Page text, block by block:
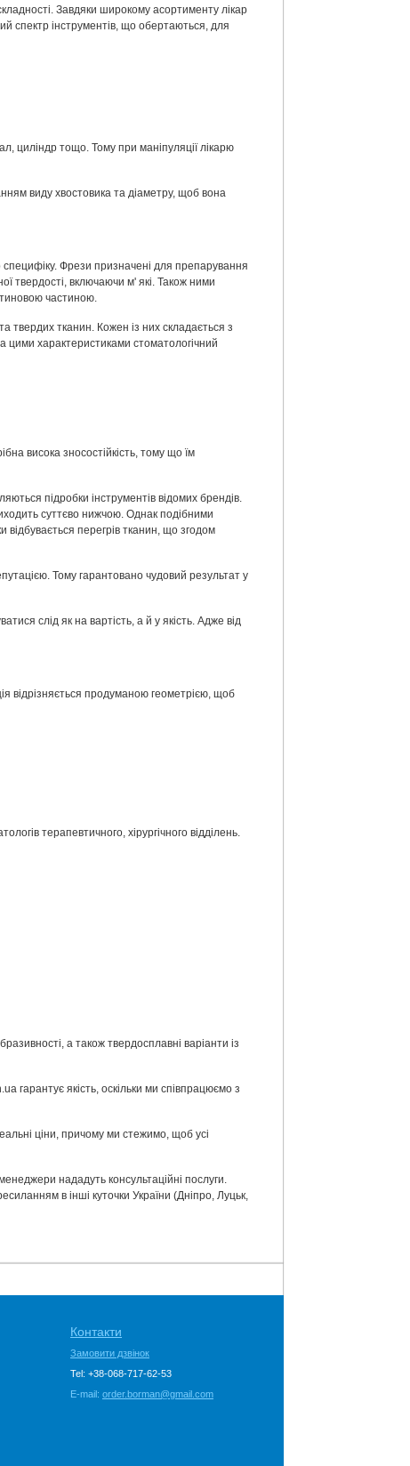
Завдяки широкому асортименту лікар
спектр інструментів, що обертаються, для
циліндр тощо. Тому при маніпуляції лікарю
виду хвостовика та діаметру, щоб вона
специфіку. Фрези призначені для препарування
твердості, включаючи м' які. Також ними
частиною.
твердих тканин. Кожен із них складається з
цими характеристиками стоматологічний
висока зносостійкість, тому що їм
підробки інструментів відомих брендів.
суттєво нижчою. Однак подібними
відбувається перегрів тканин, що згодом
Тому гарантовано чудовий результат у
слід як на вартість, а й у якість. Адже від
відрізняється продуманою геометрією, щоб
терапевтичного, хірургічного відділень.
а також твердосплавні варіанти із
гарантує якість, оскільки ми співпрацюємо з
ціни, причому ми стежимо, щоб усі
нададуть консультаційні послуги.
в інші куточки України (Дніпро, Луцьк,
Контакти
Замовити дзвінок
Tel: +38-068-717-62-53
E-mail: order.borman@gmail.com